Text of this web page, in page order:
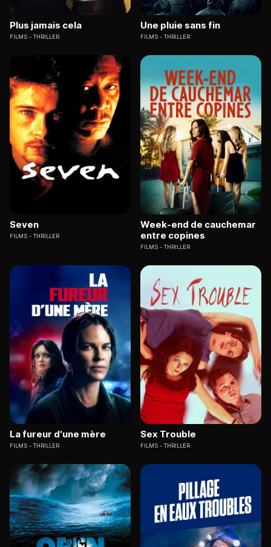
Plus jamais cela
FILMS THRILLER
Une pluie sans fin
FILMS THRILLER
Seven
FILMS THRILLER
Week-end de cauchemar
entre copines
FILMS THRILLER
La fureur d'une mère
FILMS THRILLER
Sex Trouble
FILMS THRILLER